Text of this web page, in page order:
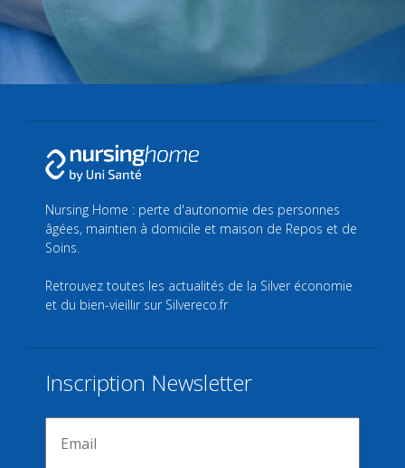
Nursing Home : perte d'autonomie des personnes
âgées, maintien à domicile et maison de Repos et de
Soins.
Retrouvez toutes les actualités de la Silver économie
et du bien-vieillir sur Silvereco.fr
Inscription Newsletter